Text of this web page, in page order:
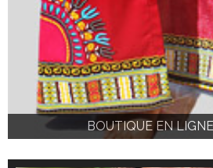
BOUTIQUE EN